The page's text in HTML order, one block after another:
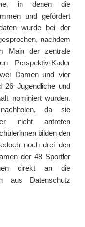
in denen die
und gefördert
wurde bei der
nachdem
Main der zentrale
Perspektiv-Kader
Damen und vier
26 Jugendliche und
nominiert wurden.
da sie
nicht antreten
bilden den
noch drei den
der 48 Sportler
direkt an die
aus Datenschutz